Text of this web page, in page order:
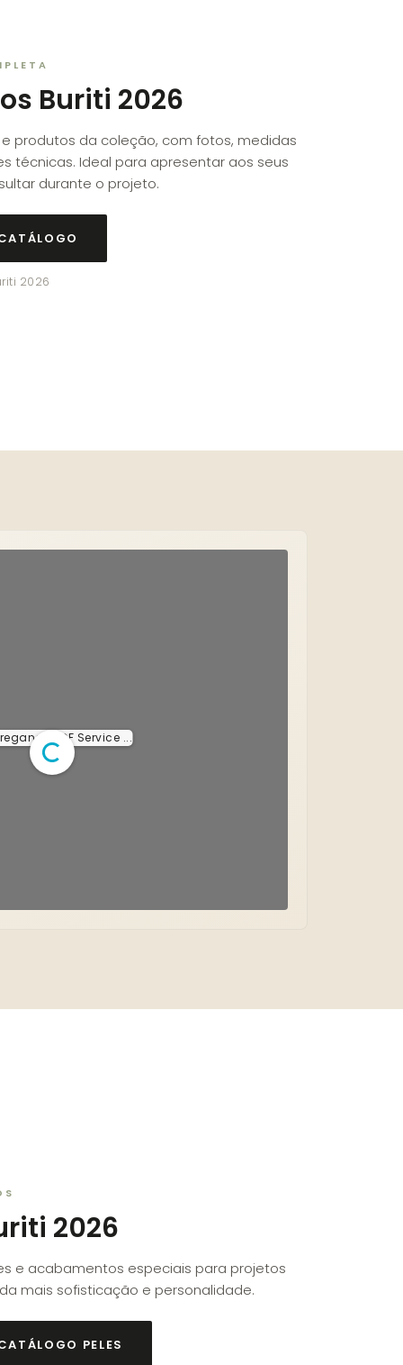
Buriti 2026
e produtos da coleção, com fotos, medidas
técnicas. Ideal para apresentar aos seus
durante o projeto.
2026
PDF Service ...
2026
e acabamentos especiais para projetos
mais sofisticação e personalidade.
PELES